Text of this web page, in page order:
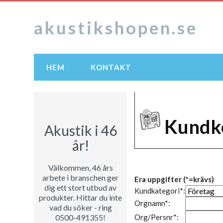
akustikshopen.se
HEM KONTAKT
Akustik i 46
år!
Välkommen, 46 års
arbete i branschen ger
dig ett stort utbud av
produkter. Hittar du inte
vad du söker - ring
0500-491355!
Era uppgifter (*=krävs)
Kundkategori*:
Orgnamn*:
Org/Persnr*: